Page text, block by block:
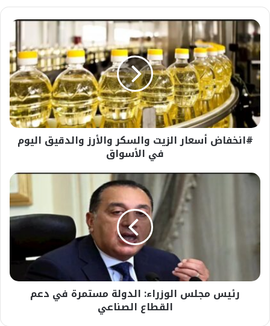
#انخفاض
أسعار
الزيت
والسكر
والأرز
والدقيق
اليوم
في
الأسواق
#انخفاض أسعار الزيت والسكر والأرز والدقيق اليوم
في الأسواق
رئيس
في
الصناعي
رئيس مجلس الوزراء: الدولة مستمرة في دعم
القطاع الصناعي